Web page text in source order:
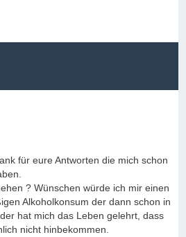
für eure Antworten die mich schon
? Wünschen würde ich mir einen
Alkoholkonsum der dann schon in
hat mich das Leben gelehrt, dass
nicht hinbekommen.